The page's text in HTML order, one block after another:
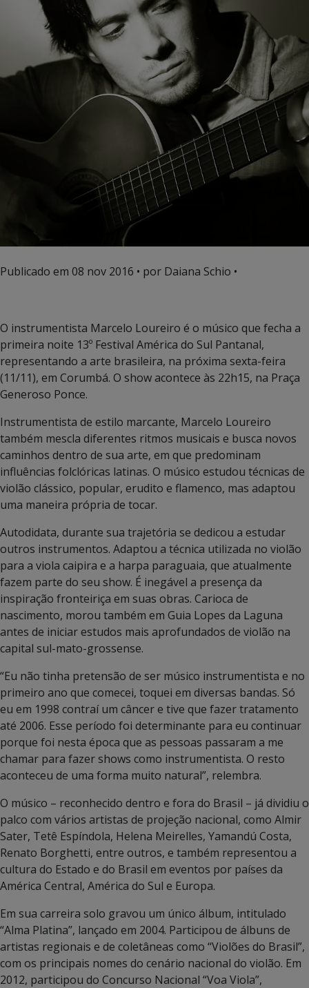
Publicado em 08 nov 2016 • por Daiana Schio •
O instrumentista Marcelo Loureiro é o músico que fecha a
primeira noite 13º Festival América do Sul Pantanal,
representando a arte brasileira, na próxima sexta-feira
(11/11), em Corumbá. O show acontece às 22h15, na Praça
Generoso Ponce.
Instrumentista de estilo marcante, Marcelo Loureiro
também mescla diferentes ritmos musicais e busca novos
caminhos dentro de sua arte, em que predominam
influências folclóricas latinas. O músico estudou técnicas de
violão clássico, popular, erudito e flamenco, mas adaptou
uma maneira própria de tocar.
Autodidata, durante sua trajetória se dedicou a estudar
outros instrumentos. Adaptou a técnica utilizada no violão
para a viola caipira e a harpa paraguaia, que atualmente
fazem parte do seu show. É inegável a presença da
inspiração fronteiriça em suas obras. Carioca de
nascimento, morou também em Guia Lopes da Laguna
antes de iniciar estudos mais aprofundados de violão na
capital sul-mato-grossense.
“Eu não tinha pretensão de ser músico instrumentista e no
primeiro ano que comecei, toquei em diversas bandas. Só
eu em 1998 contraí um câncer e tive que fazer tratamento
até 2006. Esse período foi determinante para eu continuar
porque foi nesta época que as pessoas passaram a me
chamar para fazer shows como instrumentista. O resto
aconteceu de uma forma muito natural”, relembra.
O músico – reconhecido dentro e fora do Brasil – já dividiu o
palco com vários artistas de projeção nacional, como Almir
Sater, Tetê Espíndola, Helena Meirelles, Yamandú Costa,
Renato Borghetti, entre outros, e também representou a
cultura do Estado e do Brasil em eventos por países da
América Central, América do Sul e Europa.
Em sua carreira solo gravou um único álbum, intitulado
“Alma Platina”, lançado em 2004. Participou de álbuns de
artistas regionais e de coletâneas como “Violões do Brasil”,
com os principais nomes do cenário nacional do violão. Em
2012, participou do Concurso Nacional “Voa Viola”,